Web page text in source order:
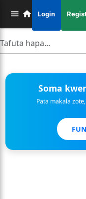
Login
Soma
Pata makala